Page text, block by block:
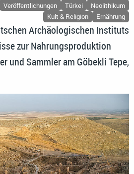
Veröffentlichungen Türkei
Neolithikum
Kult & Religion
Ernährung
Archäologischen Instituts
zur Nahrungsproduktion
und Sammler am Göbekli Tepe,